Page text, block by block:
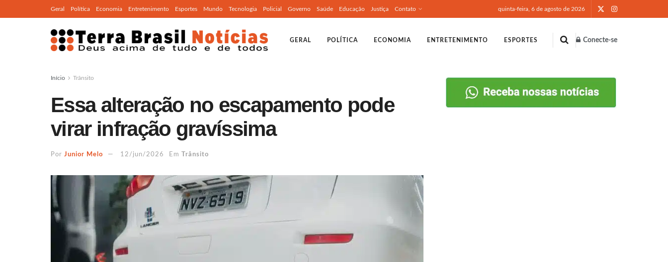
Geral Política Economia Entretenimento Esportes Mundo Tecnologia Policial Governo Saúde Educação Justiça Contato quinta-feira, 6 de agosto de 2026
GERAL POLÍTICA ECONOMIA ENTRETENIMENTO ESPORTES Conecte-se
Início Trânsito
Essa alteração no escapamento pode
virar infração gravíssima
Por Junior Melo 12/jun/2026 Em Trânsito